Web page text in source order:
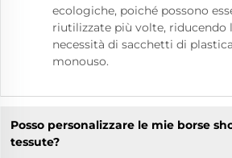
ecologiche, poiché possono
riutilizzate più volte, riducendo
necessità di sacchetti di plastica
monouso.
Posso personalizzare le mie borse
tessute?